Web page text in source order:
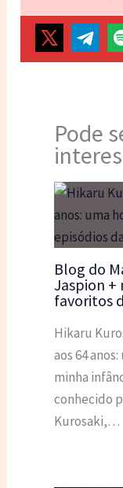
Pode
Blog do
Jaspion +
favoritos
Hikaru
aos 64
minha
conhecido
Kurosaki,…